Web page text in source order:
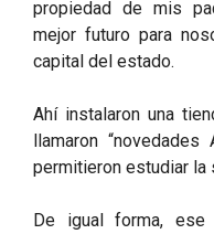
propiedad de mis
mejor futuro para
capital del estado.
Ahí instalaron una
llamaron
permitieron estudiar la
De igual forma, ese